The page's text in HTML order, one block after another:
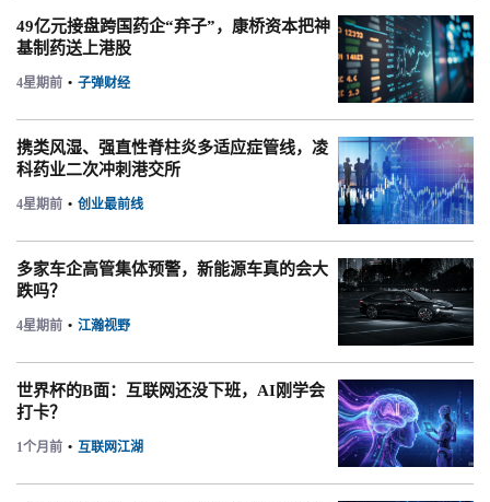
49亿元接盘跨国药企“弃子”，康桥资本把神
基制药送上港股
4星期前 • 子弹财经
携类风湿、强直性脊柱炎多适应症管线，凌
科药业二次冲刺港交所
4星期前 • 创业最前线
多家车企高管集体预警，新能源车真的会大
跌吗？
4星期前 • 江瀚视野
世界杯的B面：互联网还没下班，AI刚学会
打卡？
1个月前 • 互联网江湖